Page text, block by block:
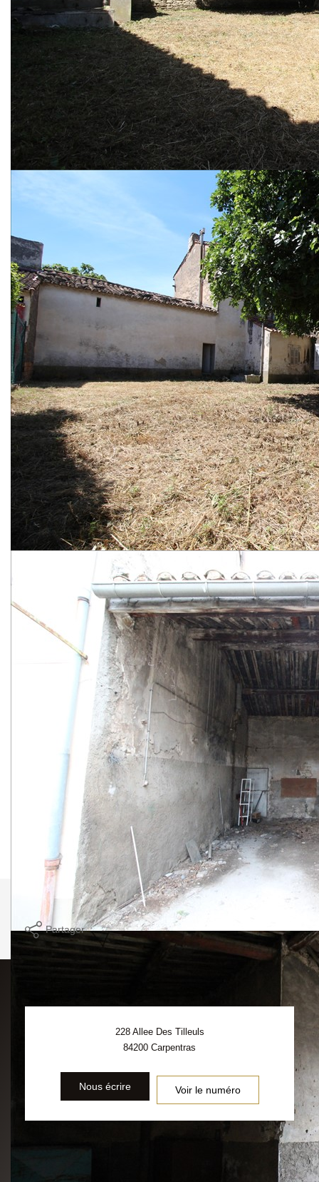
Description
Réf : 14473704
CARPENTRAS - LECLERC
HANGAR/LOFT A RENOVER R+1 150M² + GRANGE
Au calme d'un fond d'impasse, avec toutes les commodités
et le centre ville à moins de 5 minutes à pied, venez
rénover cette partie de mas de 1900 en R+1.
Exploitez pleinement le potentiel de ce bien offrant 75m² de
plancher par niveau.
Vous obtiendrez à terme une charmante demeure avec
jardin privatif de 200m² garage de 60m² indépendant et
aménageable.
Les travaux à réaliser sont parfaits pour les artisans du
bâtiment, les primo-accédants éligibles au PTZ, ou les
investisseurs locatifs cherchant du déficit foncier.
Livré avec compteurs et tampon de raccordement à l'égoût.
D'AUTRES PARTIES ATTENANTES AVEC LES MEMES
CARACTERISTIQUES SONT DISPONIBLES!
Avignon Monteux Pernes Aubignan Loriol Sarrians
Nos honoraires Nous contacter
Imprimer
Partager
228 Allee Des Tilleuls
84200 Carpentras
Nous écrire Voir le numéro